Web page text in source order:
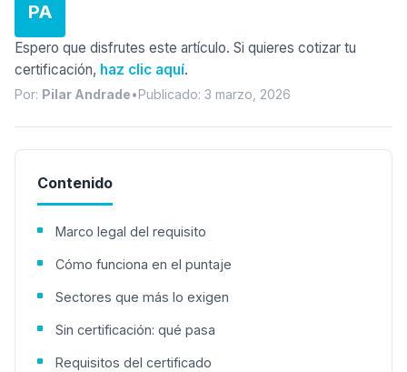
PA
Espero que disfrutes este artículo. Si quieres cotizar tu
certificación, haz clic aquí.
Por: Pilar Andrade•Publicado: 3 marzo, 2026
Contenido
Marco legal del requisito
Cómo funciona en el puntaje
Sectores que más lo exigen
Sin certificación: qué pasa
Requisitos del certificado